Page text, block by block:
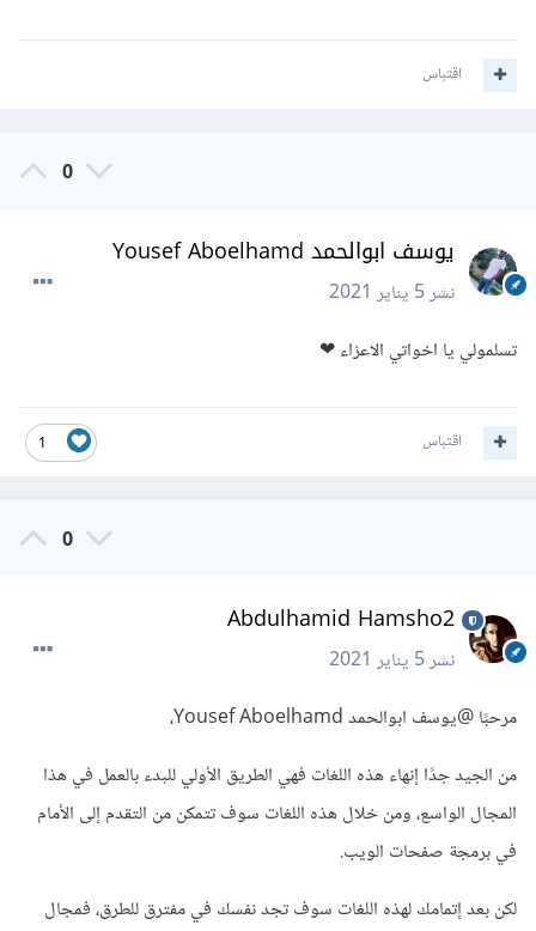
اقتباس
0
يوسف ابوالحمد Yousef Aboelhamd
نشر5 يناير 2021
تسلمولي يا اخواتي الاعزاء ❤
1 اقتباس
0
Abdulhamid Hamsho2
نشر5 يناير 2021
مرحبًا@يوسف ابوالحمد Yousef Aboelhamd
،
من الجيد جدًا إنهاء هذه اللغات فهي الطريق الأولي للبدء بالعمل في هذا
المجال الواسع، ومن خلال هذه اللغات سوف تتمكن من التقدم إلى الأمام
في برمجة صفحات الويب.
لكن بعد إتمامك لهذه اللغات سوف تجد نفسك في مفترق للطرق، فمجال